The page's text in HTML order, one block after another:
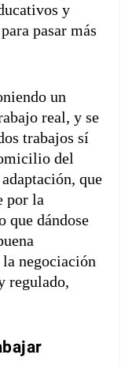
y
pasar más
un
real, y se
trabajos sí
del
que
por la
que dándose
negociación
regulado,